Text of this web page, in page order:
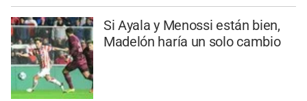
Si Ayala y Menossi están bien,
Madelón haría un solo cambio